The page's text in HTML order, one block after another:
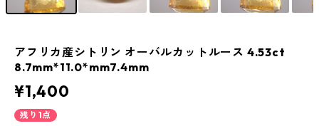
アフリカ産シトリン オーバルカットルース 4.53ct
8.7mm*11.0*mm7.4mm
¥1,400
残り1点